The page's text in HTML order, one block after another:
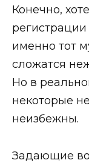
Конечно,
именно тот
сложатся
Но в
некоторые
неизбежны.
Задающие